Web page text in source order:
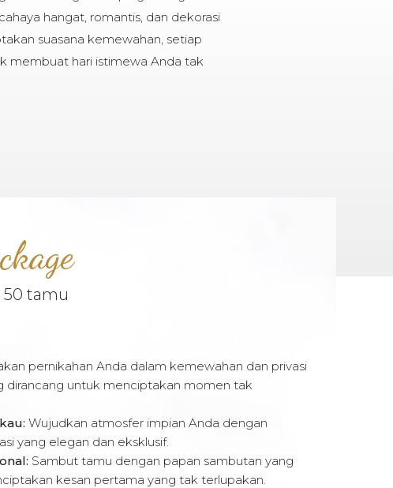
hangat, romantis, dan dekorasi
suasana kemewahan, setiap
membuat hari istimewa Anda tak
tamu
pernikahan Anda dalam kemewahan dan privasi
dirancang untuk menciptakan momen tak
Wujudkan atmosfer impian Anda dengan
yang elegan dan eksklusif.
Sambut tamu dengan papan sambutan yang
kesan pertama yang tak terlupakan.